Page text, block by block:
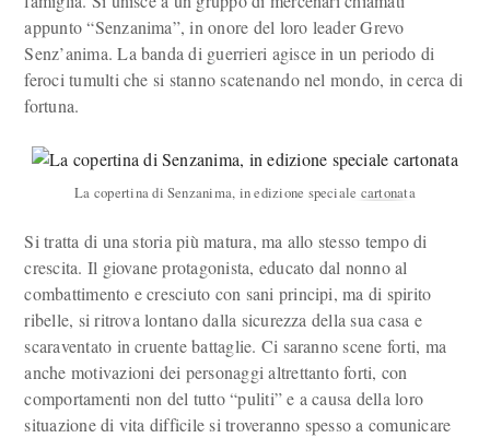
appunto “Senzanima”, in onore del loro leader Grevo
Senz’anima. La banda di guerrieri agisce in un periodo di
feroci tumulti che si stanno scatenando nel mondo, in cerca di
fortuna.
La copertina di Senzanima, in edizione speciale cartonata
Si tratta di una storia più matura, ma allo stesso tempo di
crescita. Il giovane protagonista, educato dal nonno al
combattimento e cresciuto con sani principi, ma di spirito
ribelle, si ritrova lontano dalla sicurezza della sua casa e
scaraventato in cruente battaglie. Ci saranno scene forti, ma
anche motivazioni dei personaggi altrettanto forti, con
comportamenti non del tutto “puliti” e a causa della loro
situazione di vita difficile si troveranno spesso a comunicare